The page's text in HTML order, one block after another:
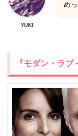
YUKI
め
『モダン・ラブ